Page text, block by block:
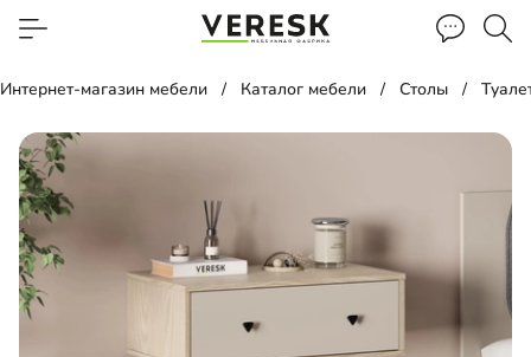
Интернет-магазин мебели Каталог мебели Столы